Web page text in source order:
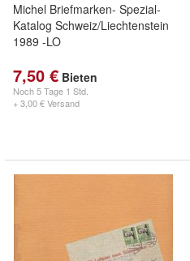
Michel Briefmarken- Spezial-
Katalog Schweiz/Liechtenstein
1989 -LO
7,50 € Bieten
Noch5 Tage 1 Std.
+ 3,00 € Versand